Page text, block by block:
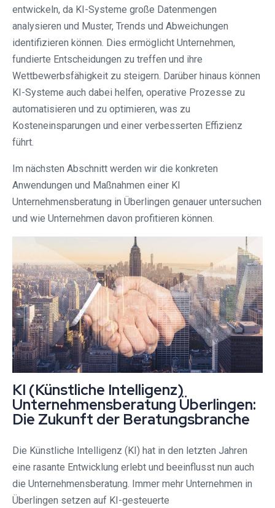
entwickeln, da KI-Systeme große Datenmengen
analysieren und Muster, Trends und Abweichungen
identifizieren können. Dies ermöglicht Unternehmen,
fundierte Entscheidungen zu treffen und ihre
Wettbewerbsfähigkeit zu steigern. Darüber hinaus können
KI-Systeme auch dabei helfen, operative Prozesse zu
automatisieren und zu optimieren, was zu
Kosteneinsparungen und einer verbesserten Effizienz
führt.
Im nächsten Abschnitt werden wir die konkreten
Anwendungen und Maßnahmen einer KI
Unternehmensberatung in Überlingen genauer untersuchen
und wie Unternehmen davon profitieren können.
KI (Künstliche Intelligenz)
Unternehmensberatung Überlingen:
Die Zukunft der Beratungsbranche
Die Künstliche Intelligenz (KI) hat in den letzten Jahren
eine rasante Entwicklung erlebt und beeinflusst nun auch
die Unternehmensberatung. Immer mehr Unternehmen in
Überlingen setzen auf KI-gesteuerte